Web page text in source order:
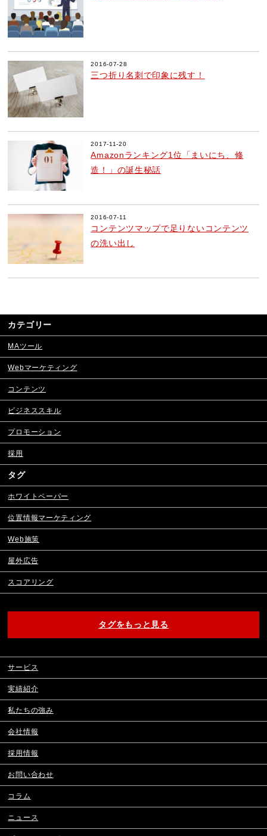
2016-07-28
三つ折り名刺で印象に残す！
2017-11-20
Amazonランキング1位「まいにち、修
造！」の誕生秘話
2016-07-11
コンテンツマップで足りないコンテンツ
の洗い出し
カテゴリー
MAツール
Webマーケティング
コンテンツ
ビジネススキル
プロモーション
採用
タグ
ホワイトペーパー
位置情報マーケティング
Web施策
屋外広告
スコアリング
タグをもっと見る
サービス
実績紹介
私たちの強み
会社情報
採用情報
お問い合わせ
コラム
ニュース